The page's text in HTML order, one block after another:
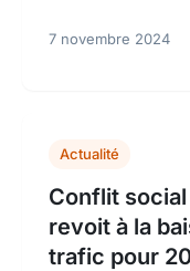
7 novembre 2024
Actualité
Conflit
revoit à la
trafic pour